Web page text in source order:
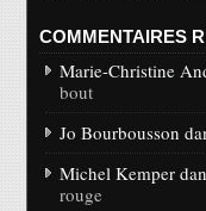
COMMENTAIRES
Marie-Christine
bout
Jo Bourbousson
Michel Kemper
rouge